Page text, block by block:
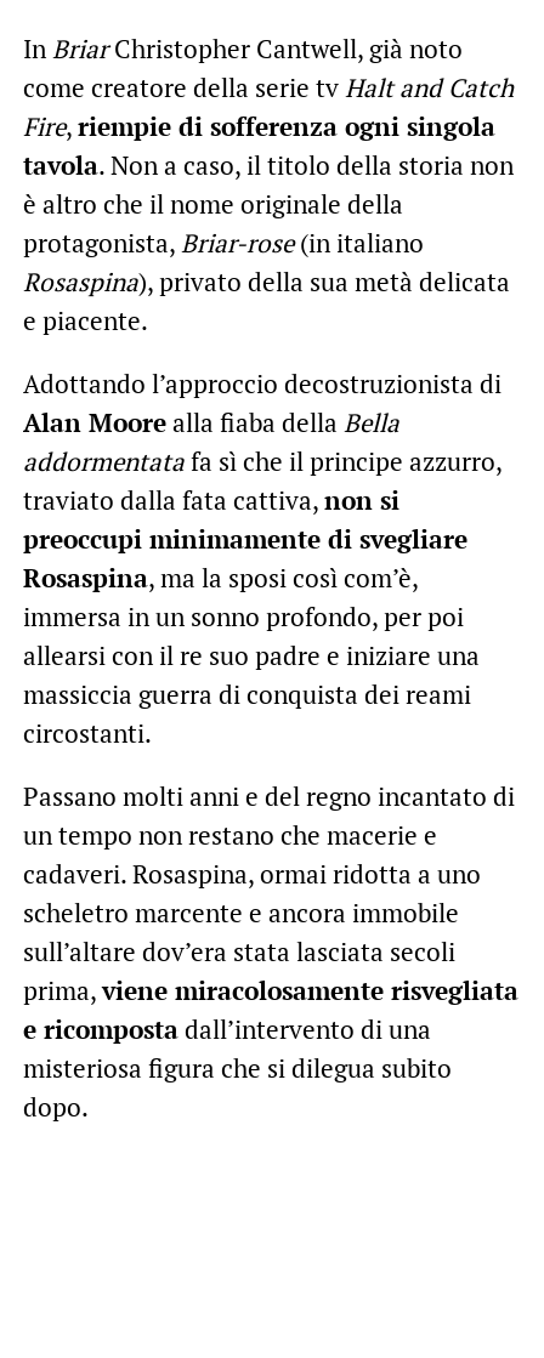
InBriarChristopher Cantwell, già noto
come creatore della serie tvHalt and Catch
Fire,riempie di sofferenza ogni singola
tavola. Non a caso, il titolo della storia non
è altro che il nome originale della
protagonista,Briar-rose(in italiano
Rosaspina), privato della sua metà delicata
e piacente.
Adottando l’approccio decostruzionista di
Alan Moorealla fiaba della Bella
addormentatafa sì che il principe azzurro,
traviato dalla fata cattiva,non si
preoccupi minimamente di svegliare
Rosaspina, ma la sposi così com’è,
immersa in un sonno profondo, per poi
allearsi con il re suo padre e iniziare una
massiccia guerra di conquista dei reami
circostanti.
Passano molti anni e del regno incantato di
un tempo non restano che macerie e
cadaveri. Rosaspina, ormai ridotta a uno
scheletro marcente e ancora immobile
sull’altare dov’era stata lasciata secoli
prima,viene miracolosamente risvegliata
e ricompostadall’intervento di una
misteriosa figura che si dilegua subito
dopo.